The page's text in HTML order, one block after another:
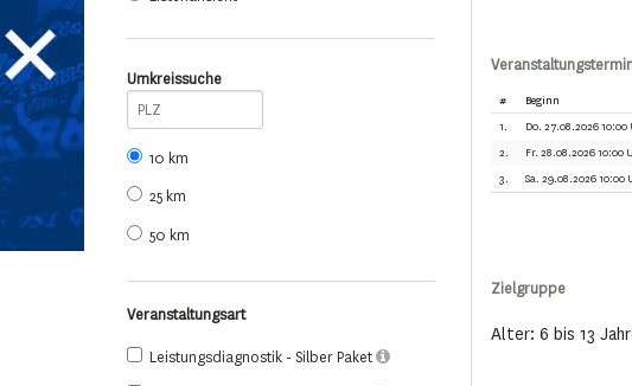
Umkreissuche
10 km
25 km
50 km
Veranstaltungsart
Leistungsdiagnostik - Silber Paket
# Beginn
1.
Do. 27.08.2026 10:00
2.
Fr. 28.08.2026 10:00
3.
Sa. 29.08.2026 10:00
Zielgruppe
Alter: 6 bis 13